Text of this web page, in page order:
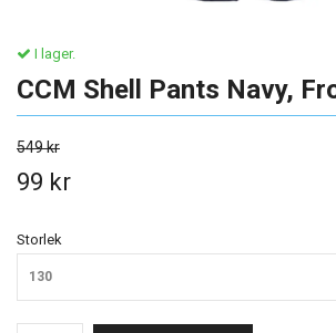
I lager.
CCM Shell Pants Navy,
549 kr
99 kr
Storlek
130